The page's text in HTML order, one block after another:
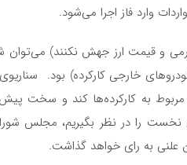
وارد فاز اجرا می‌شود.
و قیمت ارز جهش نکنند)
خارجی کارکرده) بود.
مربوط به کارکرده‌ها کند و سخت
نخست را در نظر بگیریم، مجلس
علنی به رای خواهد گذاشت.